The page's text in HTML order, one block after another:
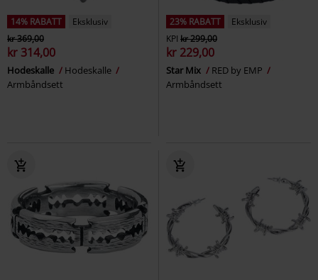
14% RABATT
Eksklusiv
kr 369,00
kr 314,00
Hodeskalle
Hodeskalle
Armbåndsett
23% RABATT
Eksklusiv
KPI kr 299,00
kr 229,00
Star Mix
RED by EMP
Armbåndsett